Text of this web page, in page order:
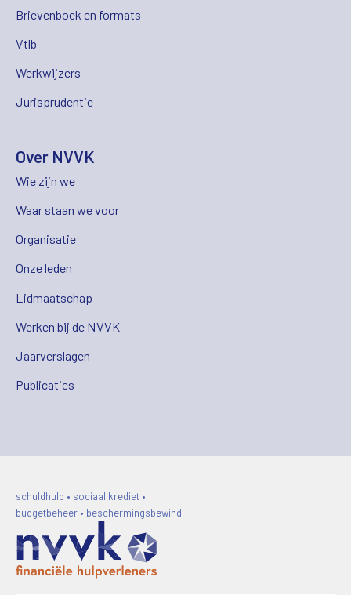
Brievenboek en formats
Vtlb
Werkwijzers
Jurisprudentie
Over NVVK
Wie zijn we
Waar staan we voor
Organisatie
Onze leden
Lidmaatschap
Werken bij de NVVK
Jaarverslagen
Publicaties
schuldhulp • sociaal krediet •
budgetbeheer • beschermingsbewind